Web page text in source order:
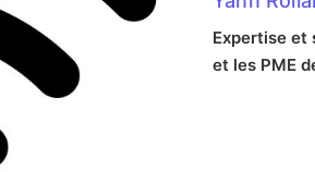
Expertise et
et les PME